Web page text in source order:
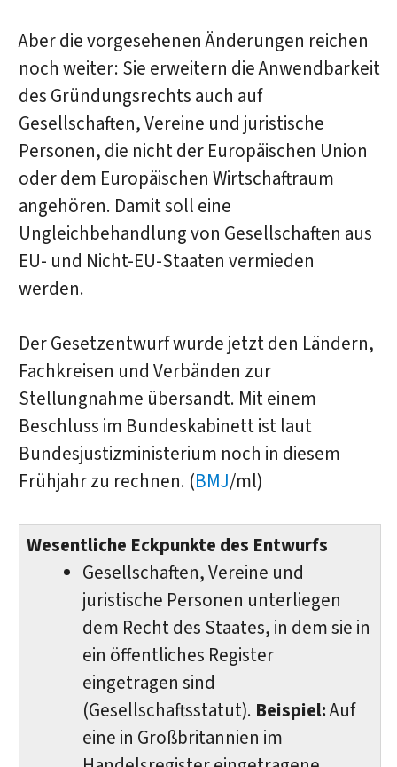
Aber die vorgesehenen Änderungen reichen
noch weiter: Sie erweitern die Anwendbarkeit
des Gründungsrechts auch auf
Gesellschaften, Vereine und juristische
Personen, die nicht der Europäischen Union
oder dem Europäischen Wirtschaftraum
angehören. Damit soll eine
Ungleichbehandlung von Gesellschaften aus
EU- und Nicht-EU-Staaten vermieden
werden.
Der Gesetzentwurf wurde jetzt den Ländern,
Fachkreisen und Verbänden zur
Stellungnahme übersandt. Mit einem
Beschluss im Bundeskabinett ist laut
Bundesjustizministerium noch in diesem
Frühjahr zu rechnen. (BMJ/ml)
Wesentliche Eckpunkte des Entwurfs
Gesellschaften, Vereine und
juristische Personen unterliegen
dem Recht des Staates, in dem sie in
ein öffentliches Register
eingetragen sind
(Gesellschaftsstatut). Beispiel:Auf
eine in Großbritannien im